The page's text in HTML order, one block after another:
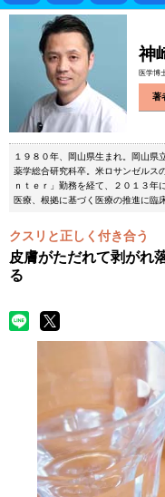
神
医学博
著
１９８０年、岡山県生まれ。岡山県
薬学総合研究科卒。米ロサンゼル
ｎｔｅｒ」勤務を経て、２０１３年
医療、根拠に基づく医療の推進に臨
クスリと正しく付き合う
皮膚がただれて剥がれ
る